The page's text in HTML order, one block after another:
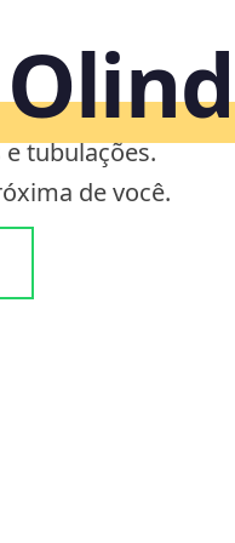
tubulações.
de você.